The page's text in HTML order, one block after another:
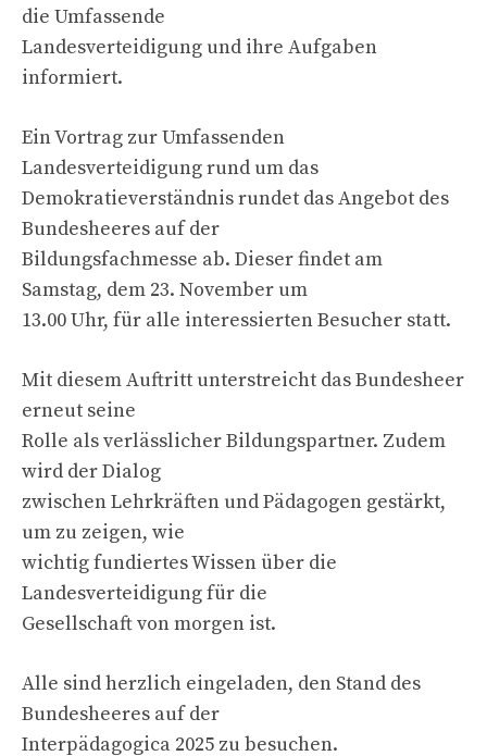
die Umfassende
Landesverteidigung und ihre Aufgaben
informiert.
Ein Vortrag zur Umfassenden
Landesverteidigung rund um das
Demokratieverständnis rundet das Angebot des
Bundesheeres auf der
Bildungsfachmesse ab. Dieser findet am
Samstag, dem 23. November um
13.00 Uhr, für alle interessierten Besucher statt.
Mit diesem Auftritt unterstreicht das Bundesheer
erneut seine
Rolle als verlässlicher Bildungspartner. Zudem
wird der Dialog
zwischen Lehrkräften und Pädagogen gestärkt,
um zu zeigen, wie
wichtig fundiertes Wissen über die
Landesverteidigung für die
Gesellschaft von morgen ist.
Alle sind herzlich eingeladen, den Stand des
Bundesheeres auf der
Interpädagogica 2025 zu besuchen.